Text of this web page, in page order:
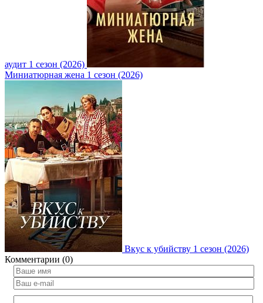
аудит 1 сезон (2026)
Миниатюрная жена 1 сезон (2026)
Вкус к убийству 1 сезон (2026)
Комментарии (0)